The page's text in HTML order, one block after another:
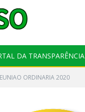
DA TRANSPARÊNCIA
ORDINARIA 2020